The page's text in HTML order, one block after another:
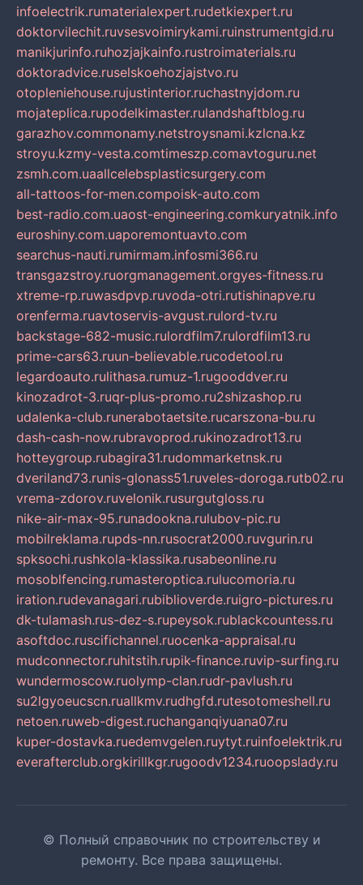
infoelectrik.rumaterialexpert.rudetkiexpert.ru
doktorvilechit.ruvsesvoimirykami.ruinstrumentgid.ru
manikjurinfo.ruhozjajkainfo.rustroimaterials.ru
doktoradvice.ruselskoehozjajstvo.ru
otopleniehouse.rujustinterior.ruchastnyjdom.ru
mojateplica.rupodelkimaster.rulandshaftblog.ru
garazhov.commonamy.netstroysnami.kzlcna.kz
stroyu.kzmy-vesta.comtimeszp.comavtoguru.net
zsmh.com.uaallcelebsplasticsurgery.com
all-tattoos-for-men.compoisk-auto.com
best-radio.com.uaost-engineering.comkuryatnik.info
euroshiny.com.uaporemontuavto.com
searchus-nauti.rumirmam.infosmi366.ru
transgazstroy.ruorgmanagement.orgyes-fitness.ru
xtreme-rp.ruwasdpvp.ruvoda-otri.rutishinapve.ru
orenferma.ruavtoservis-avgust.rulord-tv.ru
backstage-682-music.rulordfilm7.rulordfilm13.ru
prime-cars63.ruun-believable.rucodetool.ru
legardoauto.rulithasa.rumuz-1.rugooddver.ru
kinozadrot-3.ruqr-plus-promo.ru2shizashop.ru
udalenka-club.runerabotaetsite.rucarszona-bu.ru
dash-cash-now.rubravoprod.rukinozadrot13.ru
hotteygroup.rubagira31.rudommarketnsk.ru
dveriland73.runis-glonass51.ruveles-doroga.rutb02.ru
vrema-zdorov.ruvelonik.rusurgutgloss.ru
nike-air-max-95.runadookna.rulubov-pic.ru
mobilreklama.rupds-nn.rusocrat2000.ruvgurin.ru
spksochi.rushkola-klassika.rusabeonline.ru
mosoblfencing.rumasteroptica.rulucomoria.ru
iration.rudevanagari.rubiblioverde.ruigro-pictures.ru
dk-tulamash.rus-dez-s.rupeysok.rublackcountess.ru
asoftdoc.ruscifichannel.ruocenka-appraisal.ru
mudconnector.ruhitstih.rupik-finance.ruvip-surfing.ru
wundermoscow.ruolymp-clan.rudr-pavlush.ru
su2lgyoeucscn.ruallkmv.rudhgfd.rutesotomeshell.ru
netoen.ruweb-digest.ruchanganqiyuana07.ru
kuper-dostavka.ruedemvgelen.ruytyt.ruinfoelektrik.ru
everafterclub.orgkirillkgr.rugoodv1234.ruoopslady.ru
© Полный справочник по строительству и
ремонту. Все права защищены.